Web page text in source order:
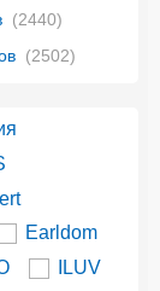
(2440)
(2502)
Earldom
ILUV